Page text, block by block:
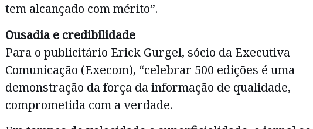
tem alcançado com mérito”.
Ousadia e credibilidade
Para o publicitário Erick Gurgel, sócio da Executiva
Comunicação (Execom), “celebrar 500 edições é uma
demonstração da força da informação de qualidade,
comprometida com a verdade.